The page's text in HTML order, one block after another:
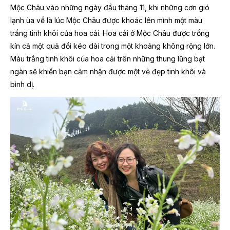
Mộc Châu vào những ngày đầu tháng 11, khi những cơn gió
lạnh ùa về là lúc Mộc Châu được khoác lên mình một màu
trắng tinh khôi của hoa cải. Hoa cải ở Mộc Châu được trồng
kín cả một quả đồi kéo dài trong một khoảng không rộng lớn.
Màu trắng tinh khôi của hoa cải trên những thung lũng bạt
ngàn sẽ khiến bạn cảm nhận được một vẻ đẹp tinh khôi và
bình dị.